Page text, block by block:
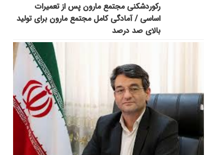
رکوردشکنی مجتمع مارون پس از تعمیرات
اساسی / آمادگی کامل مجتمع مارون برای تولید
بالای صد درصد